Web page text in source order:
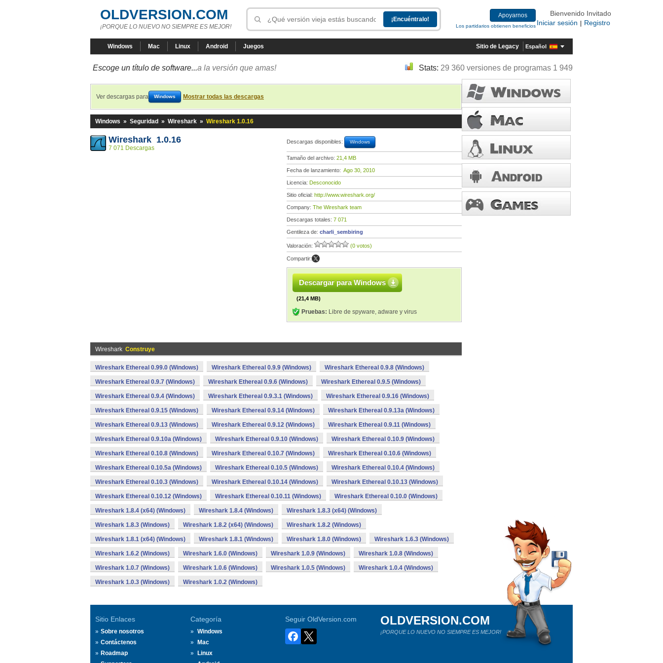
OLDVERSION.COM
¡PORQUE LO NUEVO NO SIEMPRE ES MEJOR!
Apoyarnos
Los partidarios obtienen beneficios
Bienvenido Invitado
Iniciar sesión
Registro
Windows Mac Linux Android Juegos Sitio de Legacy Español
Escoge un título de software...a la versión que amas! Stats: 29 360 versiones de programas 1 949
Ver descargas para Windows Mostrar todas las descargas
Windows » Seguridad » Wireshark » Wireshark 1.0.16
Wireshark 1.0.16
7 071 Descargas
Descargas disponibles: Windows
Tamaño del archivo: 21,4 MB
Fecha de lanzamiento: Ago 30, 2010
Licencia: Desconocido
Sitio oficial: http://www.wireshark.org/
Company: The Wireshark team
Descargas totales: 7 071
Gentileza de: charli_sembiring
Valoración: (0 votos)
Compartir:
Descargar para Windows
(21,4 MB)
Pruebas: Libre de spyware, adware y virus
Wireshark Construye
Wireshark Ethereal 0.99.0 (Windows) Wireshark Ethereal 0.9.9 (Windows) Wireshark Ethereal 0.9.8 (Windows)
Wireshark Ethereal 0.9.7 (Windows) Wireshark Ethereal 0.9.6 (Windows) Wireshark Ethereal 0.9.5 (Windows)
Wireshark Ethereal 0.9.4 (Windows) Wireshark Ethereal 0.9.3.1 (Windows) Wireshark Ethereal 0.9.16 (Windows)
Wireshark Ethereal 0.9.15 (Windows) Wireshark Ethereal 0.9.14 (Windows) Wireshark Ethereal 0.9.13a (Windows)
Wireshark Ethereal 0.9.13 (Windows) Wireshark Ethereal 0.9.12 (Windows) Wireshark Ethereal 0.9.11 (Windows)
Wireshark Ethereal 0.9.10a (Windows) Wireshark Ethereal 0.9.10 (Windows) Wireshark Ethereal 0.10.9 (Windows)
Wireshark Ethereal 0.10.8 (Windows) Wireshark Ethereal 0.10.7 (Windows) Wireshark Ethereal 0.10.6 (Windows)
Wireshark Ethereal 0.10.5a (Windows) Wireshark Ethereal 0.10.5 (Windows) Wireshark Ethereal 0.10.4 (Windows)
Wireshark Ethereal 0.10.3 (Windows) Wireshark Ethereal 0.10.14 (Windows) Wireshark Ethereal 0.10.13 (Windows)
Wireshark Ethereal 0.10.12 (Windows) Wireshark Ethereal 0.10.11 (Windows) Wireshark Ethereal 0.10.0 (Windows)
Wireshark 1.8.4 (x64) (Windows) Wireshark 1.8.4 (Windows) Wireshark 1.8.3 (x64) (Windows)
Wireshark 1.8.3 (Windows) Wireshark 1.8.2 (x64) (Windows) Wireshark 1.8.2 (Windows)
Wireshark 1.8.1 (x64) (Windows) Wireshark 1.8.1 (Windows) Wireshark 1.8.0 (Windows) Wireshark 1.6.3 (Windows)
Wireshark 1.6.2 (Windows) Wireshark 1.6.0 (Windows) Wireshark 1.0.9 (Windows) Wireshark 1.0.8 (Windows)
Wireshark 1.0.7 (Windows) Wireshark 1.0.6 (Windows) Wireshark 1.0.5 (Windows) Wireshark 1.0.4 (Windows)
Wireshark 1.0.3 (Windows) Wireshark 1.0.2 (Windows)
Sitio Enlaces
Sobre nosotros
Contáctenos
Roadmap
Categoría
Windows
Mac
Linux
Seguir OldVersion.com OLDVERSION.COM
¡PORQUE LO NUEVO NO SIEMPRE ES MEJOR!